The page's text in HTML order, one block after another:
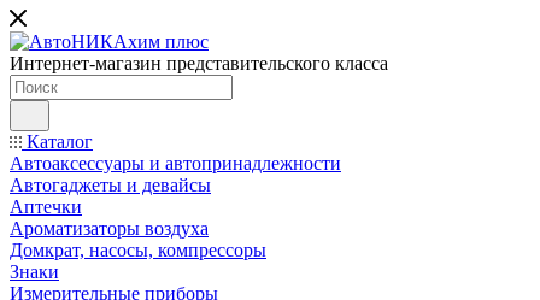
Интернет-магазин представительского класса
Каталог
Автоаксессуары и автопринадлежности
Автогаджеты и девайсы
Аптечки
Ароматизаторы воздуха
Домкрат, насосы, компрессоры
Знаки
Измерительные приборы